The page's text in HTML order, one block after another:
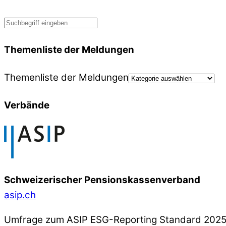
Themenliste der Meldungen
Themenliste der Meldungen
Verbände
Schweizerischer Pensionskassenverband
asip.ch
Umfrage zum ASIP ESG-Reporting Standard